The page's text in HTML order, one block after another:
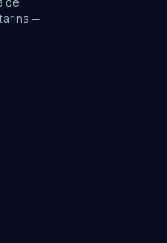
editorias do JN
—